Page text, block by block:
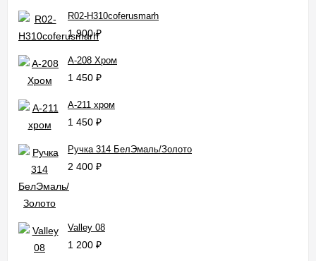
R02-H310coferusmarh
1 900₽
A-208 Хром
1 450 ₽
A-211 хром
1 450 ₽
Ручка 314 БелЭмаль/Золото
2 400 ₽
Valley 08
1 200 ₽